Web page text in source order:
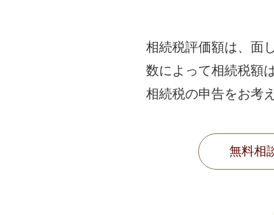
相続税評価額は、面
数によって相続税額
相続税の申告をお考
無料相